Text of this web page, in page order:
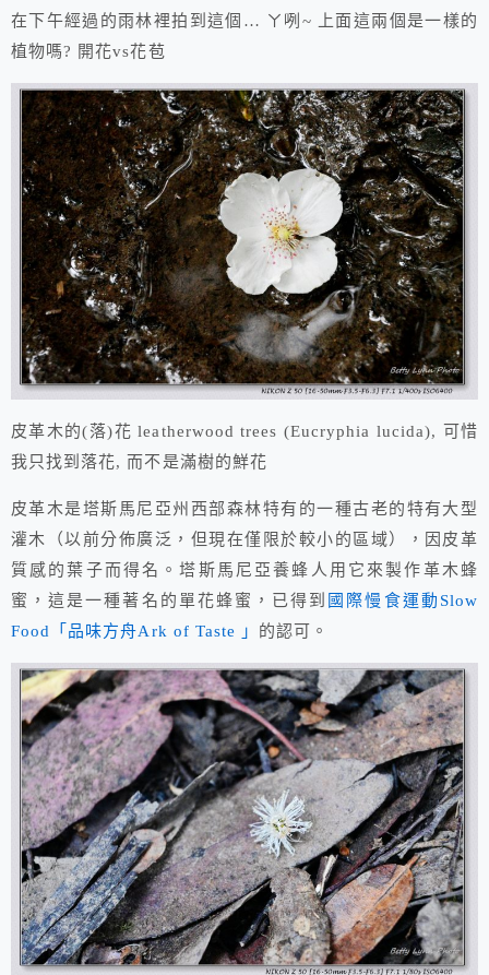
在下午經過的雨林裡拍到這個… ㄚ咧~ 上面這兩個是一樣的
植物嗎? 開花vs花苞
皮革木的(落)花 leatherwood trees (Eucryphia lucida), 可惜
我只找到落花, 而不是滿樹的鮮花
皮革木是塔斯馬尼亞州西部森林特有的一種古老的特有大型
灌木（以前分佈廣泛，但現在僅限於較小的區域），因皮革
質感的葉子而得名。塔斯馬尼亞養蜂人用它來製作革木蜂
蜜，這是一種著名的單花蜂蜜，已得到 國際慢食運動Slow
Food「品味方舟Ark of Taste 」 的認可。